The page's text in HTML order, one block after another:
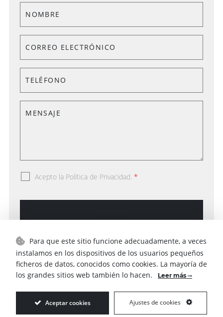
Acepto la Política de Privacidad.*
SERVICES
© GRUPO MORALES, todos los derechos reservados –
Diseño webSEB Creativos
Para que este sitio funcione adecuadamente, a veces
instalamos en los dispositivos de los usuarios pequeños
ficheros de datos, conocidos como cookies. La mayoría de
los grandes sitios web también lo hacen.
Leer más
Aceptar cookies Ajustes de cookies